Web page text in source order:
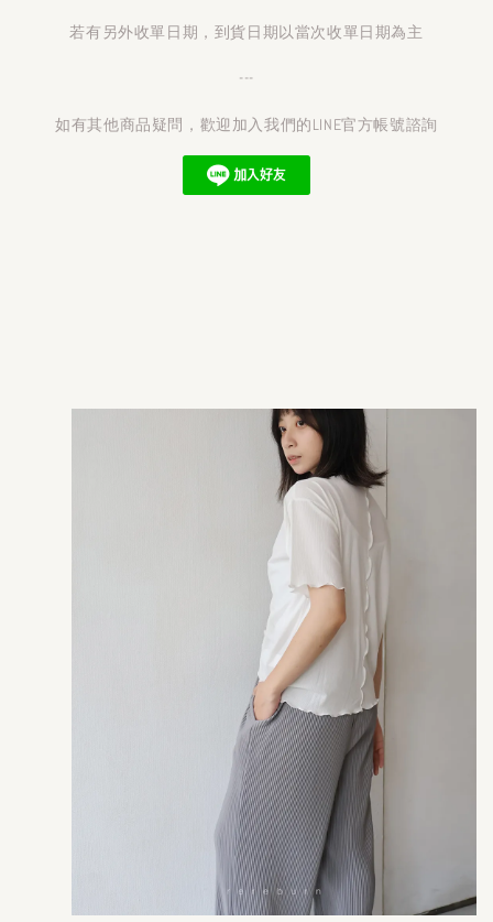
若有另外收單日期，到貨日期以當次收單日期為主
---
如有其他商品疑問，歡迎加入我們的LINE官方帳號諮詢